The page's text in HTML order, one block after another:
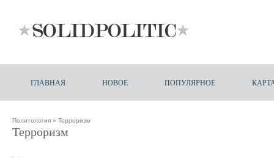
ГЛАВНАЯ НОВОЕ ПОПУЛЯРНОЕ
Политология » Терроризм
Терроризм